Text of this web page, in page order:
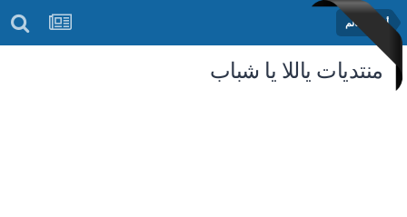
أخبار العالم
منتديات ياللا يا شباب